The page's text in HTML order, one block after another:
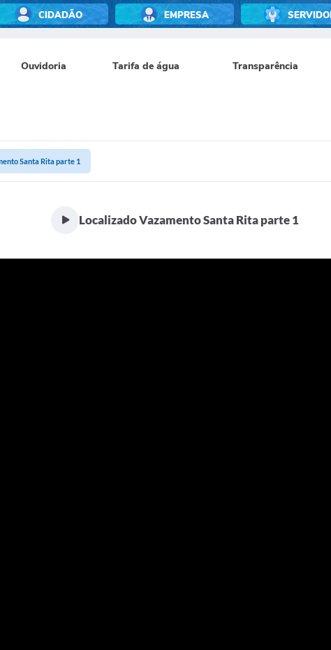
CIDADÃO EMPRESA
Ouvidoria Tarifa de água Transparência
Santa Rita parte 1
Localizado Vazamento Santa Rita parte 1